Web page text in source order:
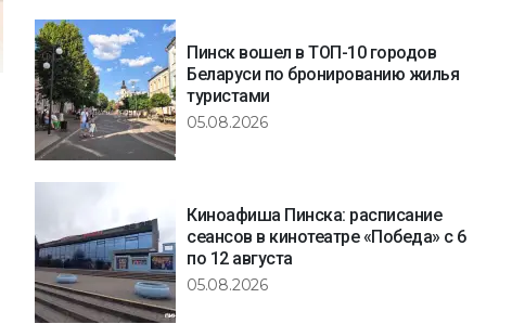
Пинск вошел в ТОП-10 городов
Беларуси по бронированию жилья
туристами
05.08.2026
Киноафиша Пинска: расписание
сеансов в кинотеатре «Победа» с 6
по 12 августа
05.08.2026